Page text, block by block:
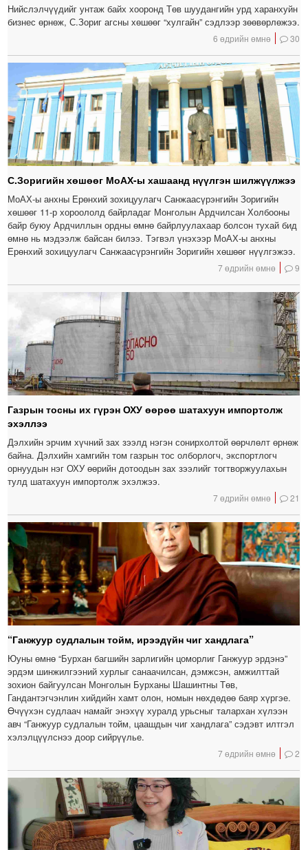
Нийслэлчүүдийг унтаж байх хооронд Төв шуудангийн урд харанхуйн
бизнес өрнөж, С.Зориг агсны хөшөөг “хулгайн” сэдлээр зөөвөрлөжээ.
6 өдрийн өмнө 30
С.Зоригийн хөшөөг МоАХ-ы хашаанд нүүлгэн шилжүүлжээ
МоАХ-ы анхны Ерөнхий зохицуулагч Санжаасүрэнгийн Зоригийн
хөшөөг 11-р хороололд байрладаг Монголын Ардчилсан Холбооны
байр буюу Ардчиллын ордны өмнө байрлуулахаар болсон тухай бид
өмнө нь мэдээлж байсан билээ. Тэгвэл үнэхээр МоАХ-ы анхны
Ерөнхий зохицуулагч Санжаасүрэнгийн Зоригийн хөшөөг нүүлгэжээ.
7 өдрийн өмнө 9
Газрын тосны их гүрэн ОХУ өөрөө шатахуун импортолж
эхэллээ
Дэлхийн эрчим хүчний зах зээлд нэгэн сонирхолтой өөрчлөлт өрнөж
байна. Дэлхийн хамгийн том газрын тос олборлогч, экспортлогч
орнуудын нэг ОХУ өөрийн дотоодын зах зээлийг тогтворжуулахын
тулд шатахуун импортолж эхэлжээ.
7 өдрийн өмнө 21
“Ганжуур судлалын тойм, ирээдүйн чиг хандлага”
Юуны өмнө “Бурхан багшийн зарлигийн цоморлиг Ганжуур эрдэнэ”
эрдэм шинжилгээний хурлыг санаачилсан, дэмжсэн, амжилттай
зохион байгуулсан Монголын Бурханы Шашинтны Төв,
Гандантэгчэнлин хийдийн хамт олон, номын нөхдөдөө баяр хүргэе.
Өчүүхэн судлаач намайг энэхүү хуралд урьсныг талархан хүлээн
авч “Ганжуур судлалын тойм, цаашдын чиг хандлага” сэдэвт илтгэл
хэлэлцүүлснээ доор сийрүүлье.
7 өдрийн өмнө 2